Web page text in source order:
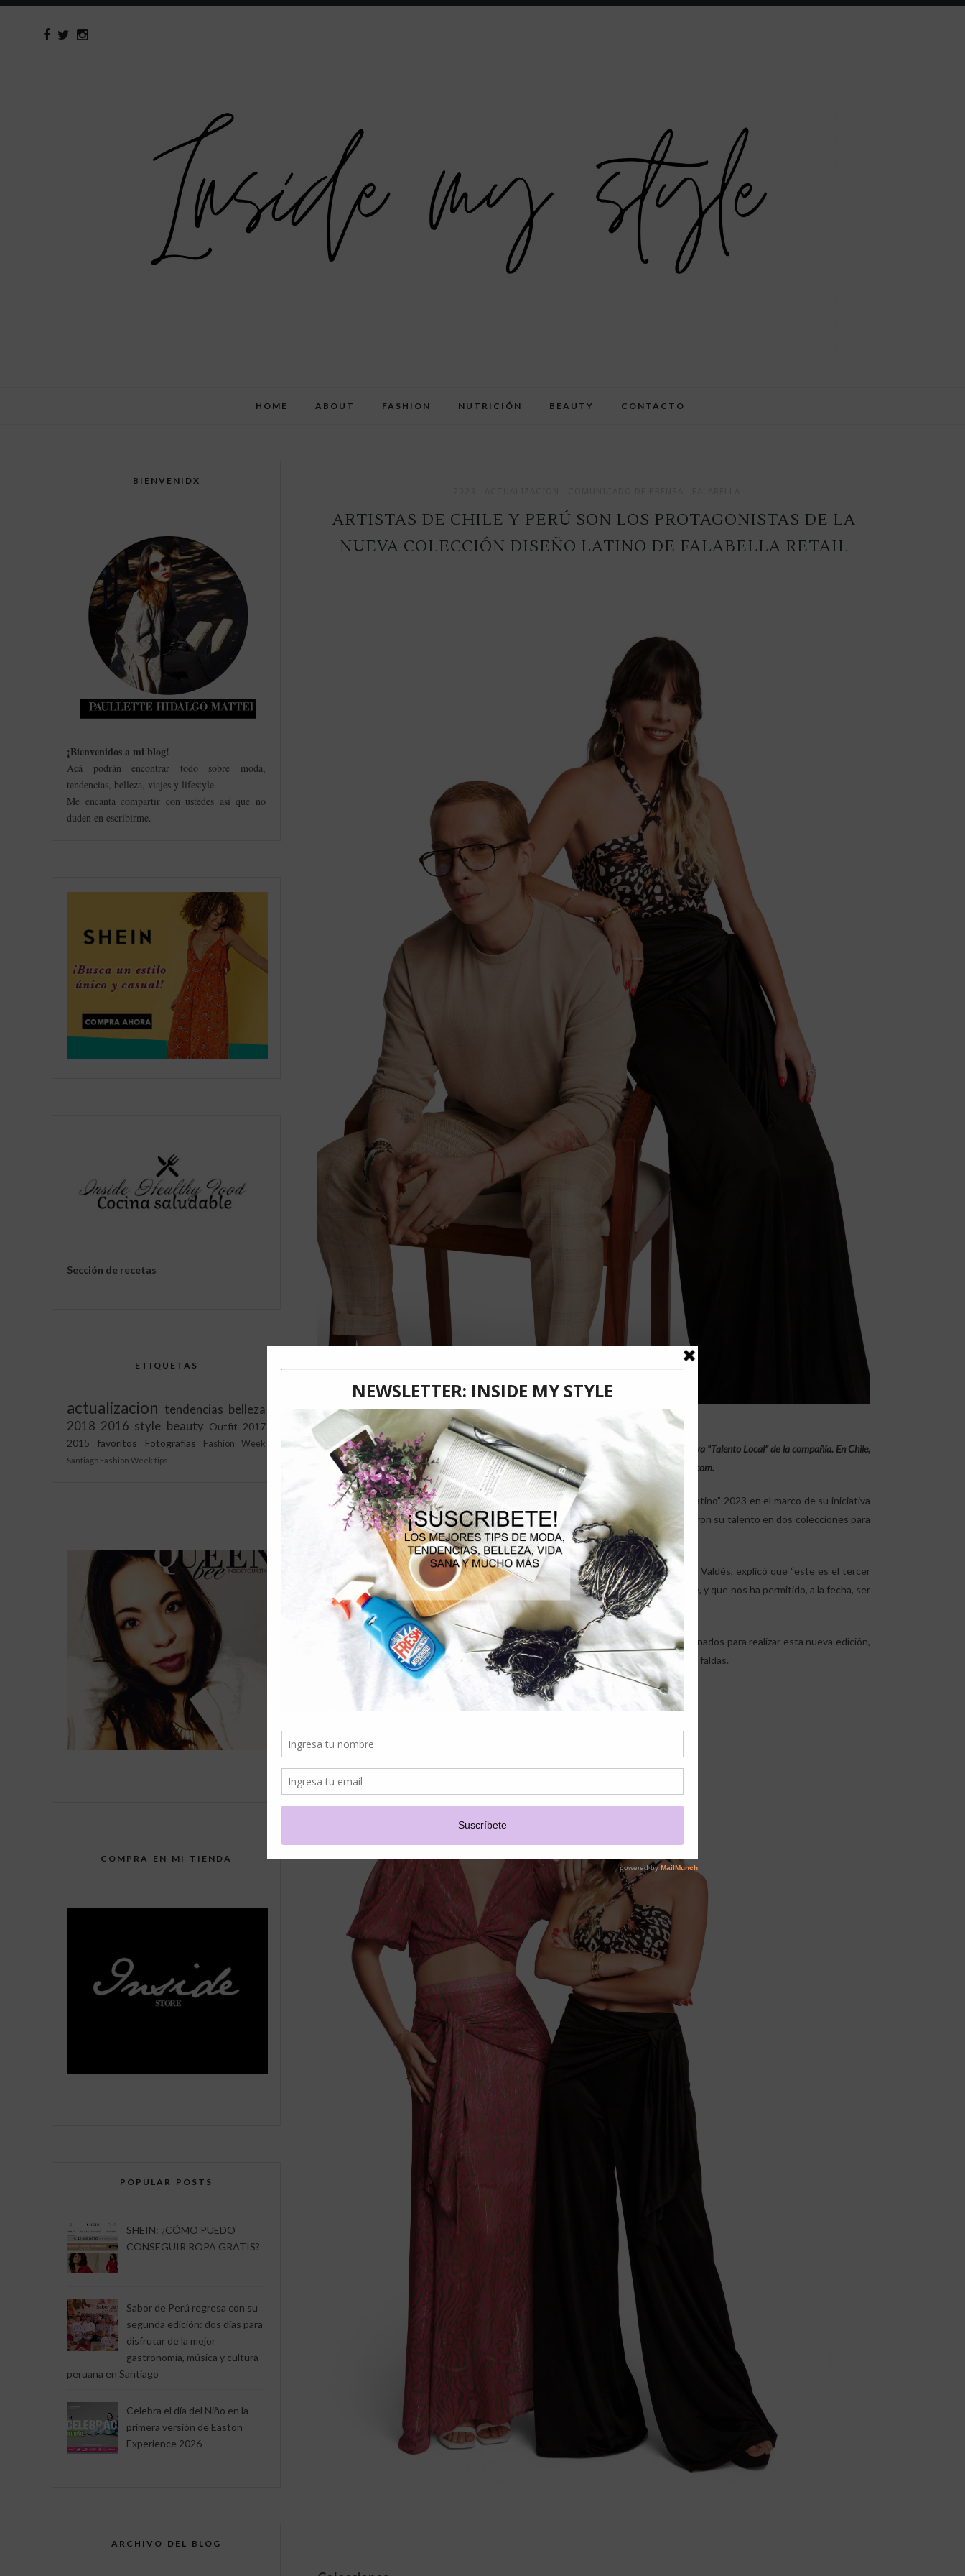
HOME ABOUT FASHION NUTRICIÓN BEAUTY CONTACTO
ARTISTAS DE CHILE Y PERÚ SON LOS PROTAGONISTAS DE LA
NUEVA COLECCIÓN DISEÑO LATINO DE FALABELLA RETAIL
Ange Eyzaguirre y Noe Bernacelli son los diseñadores de esta colección enmarcada en la iniciativa “Talento Local” de la compañía. En Chile,
las prendas están disponibles en las tiendas de Alto Las Condes y Parque Arauco y por falabella.com.
Noviembre, 2023.Falabella Retail lanzó una nueva versión de su campaña “Diseño Latino” 2023 en el marco de su iniciativa
Talento Local, que esta vez fue realizada por dos artistas de Chile y Perú, que plasmaron su talento en dos colecciones para
El gerente Corporativo de Marketing y Sostenibilidad de Falabella Retail, Juan Diego Valdés, explicó que “este es el tercer
año en el que realizamos esta iniciativa, con la que buscamos fusionar la moda y el arte, y que nos ha permitido, a la fecha, ser
una vitrina para 13 artistas de diferentes países de Latinoamérica”.
Ange Eyzaguirre, de Chile, y Noe Bernacelli, de Perú, fueron los diseñadores seleccionados para realizar esta nueva edición,
que cuenta con más de 10 productos, principalmente, vestidos de fiesta, conjuntos, y faldas.
BIENVENIDX
¡Bienvenidos a mi blog!
Acá podrán encontrar todo sobre moda,
tendencias, belleza, viajes y lifestyle.
Me encanta compartir con ustedes así que no
duden en escribirme.
Sección de recetas
ETIQUETAS
actualizacion tendencias belleza
2018 2016 style beauty Outfit 2017
2015
favoritos Fotografías Fashion Week
Santiago Fashion Week tips
COMPRA EN MI TIENDA
POPULAR POSTS
SHEIN: ¿CÓMO PUEDO
CONSEGUIR ROPA GRATIS?
Sabor de Perú regresa con su
segunda edición: dos días para
disfrutar de la mejor
gastronomía, música y cultura
peruana en Santiago
Celebra el día del Niño en la
primera versión de Easton
Experience 2026
ARCHIVO DEL BLOG